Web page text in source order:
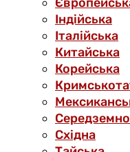
Індійська
Італійська
Китайська
Корейська
Східна